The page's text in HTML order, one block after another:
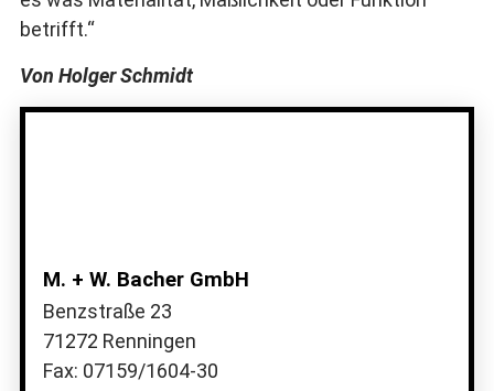
betrifft.“
Von Holger Schmidt
M. + W. Bacher GmbH
Benzstraße 23
71272 Renningen
Fax: 07159/1604-30